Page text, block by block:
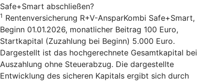
Safe+Smart abschließen?
1 Rentenversicherung R+V-AnsparKombi Safe+Smart,
Beginn 01.01.2026, monatlicher Beitrag 100 Euro,
Startkapital (Zuzahlung bei Beginn) 5.000 Euro.
Dargestellt ist das hochgerechnete Gesamtkapital bei
Auszahlung ohne Steuerabzug. Die dargestellte
Entwicklung des sicheren Kapitals ergibt sich durch